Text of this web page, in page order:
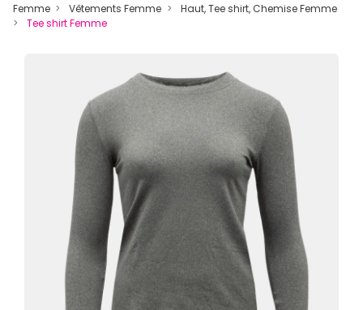
Femme Vêtements Femme
Haut, Tee shirt, Chemise Femme
Tee shirt Femme